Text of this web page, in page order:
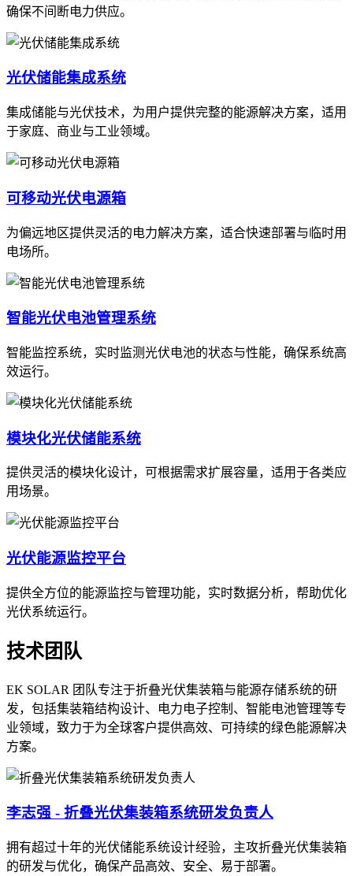
确保不间断电力供应。
光伏储能集成系统
集成储能与光伏技术，为用户提供完整的能源解决方案，适用
于家庭、商业与工业领域。
可移动光伏电源箱
为偏远地区提供灵活的电力解决方案，适合快速部署与临时用
电场所。
智能光伏电池管理系统
智能监控系统，实时监测光伏电池的状态与性能，确保系统高
效运行。
模块化光伏储能系统
提供灵活的模块化设计，可根据需求扩展容量，适用于各类应
用场景。
光伏能源监控平台
提供全方位的能源监控与管理功能，实时数据分析，帮助优化
光伏系统运行。
技术团队
EK SOLAR 团队专注于折叠光伏集装箱与能源存储系统的研
发，包括集装箱结构设计、电力电子控制、智能电池管理等专
业领域，致力于为全球客户提供高效、可持续的绿色能源解决
方案。
李志强 - 折叠光伏集装箱系统研发负责人
拥有超过十年的光伏储能系统设计经验，主攻折叠光伏集装箱
的研发与优化，确保产品高效、安全、易于部署。